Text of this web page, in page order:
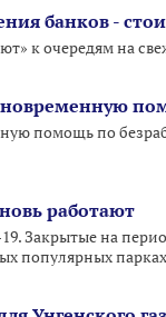
банков -
к очередям на
помощь по
работают
Закрытые на
популярных